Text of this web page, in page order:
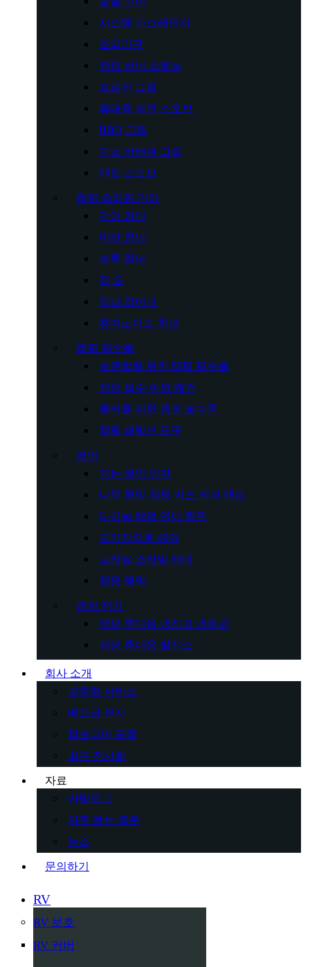
시스템 가스레인지
조리기구
캠핑 버너 스토브
프로판 그릴
휴대용 부탄 스토브
BBQ 그릴
가스 바베큐 그릴
텐트 스토브
캠핑 슬리핑 기어
간이 침대
미라 침낭
봉투 침낭
짚 요
침낭 라이너
휴머노이드 침낭
캠핑 필수품
보관함을 위한 캠핑 필수품
캠핑 필수 야외 왜건
쿨러를 위한 캠핑 필수품
캠핑 쇄빙선 도구
해먹
거는 해먹 의자
나무 행잉 캠핑 키즈 의자 텐트
다기능 해먹 언더 퀼트
모기장으로 해먹
브라질 스타일 해먹
캠핑 해먹
캠핑 전기
캠핑 휴대용 냉장고 냉동고
캠핑 휴대용 발전소
회사 소개
맞춤형 서비스
베트남 본사
캄보디아 공장
최근 전시회
자료
카탈로그
자주 묻는 질문
뉴스
문의하기
RV
RV 보호
RV 커버